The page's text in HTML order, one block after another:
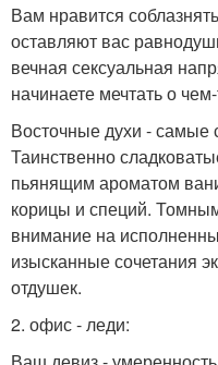
Вам нравится
оставляют вас
вечная сексуальная
начинаете мечтать о
Восточные духи - самые
Таинственно
пьянящим ароматом
корицы и специй.
внимание на
изысканные сочетания
отдушек.
2. офис - леди: